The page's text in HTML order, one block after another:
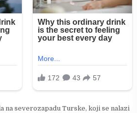
na severozapadu Turske, koji se nalazi